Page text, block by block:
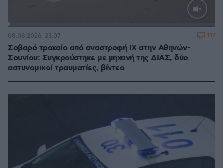
Σοβαρό τροχαίο από αναστροφή ΙΧ στην Αθηνών-
Σουνίου: Συγκρούστηκε με μηχανή της ΔΙΑΣ, δύο
αστυνομικοί τραυματίες, βίντεο
08.08.2026, 23:07 117